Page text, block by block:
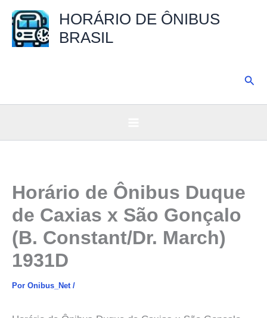
para
HORÁRIO DE ÔNIBUS
BRASIL
Horário de Ônibus Duque
de Caxias x São Gonçalo
(B. Constant/Dr. March)
1931D
Por Onibus_Net /